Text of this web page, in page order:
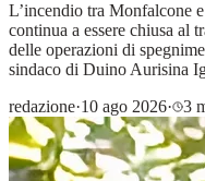
L’incendio tra Monfalcone
continua a essere chiusa al
delle operazioni di
sindaco di Duino Aurisina
redazione·10 ago 2026· 3